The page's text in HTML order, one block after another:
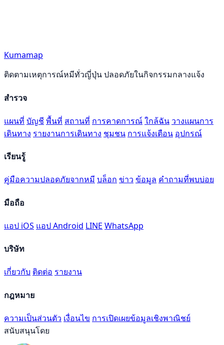
Kumamap
ติดตามเหตุการณ์หมีทั่วญี่ปุ่น ปลอดภัยในกิจกรรมกลางแจ้ง
สำรวจ
แผนที่ บัญชี พื้นที่ สถานที่ การคาดการณ์ใกล้ฉัน วางแผนการ
เดินทาง รายงานการเดินทาง ชุมชน การแจ้งเตือน อุปกรณ์
เรียนรู้
คู่มือความปลอดภัยจากหมี บล็อก ข่าว ข้อมูล คำถามที่พบบ่อย
มือถือ
แอป iOS แอป Android LINE WhatsApp
บริษัท
เกี่ยวกับ ติดต่อ รายงาน
กฎหมาย
ความเป็นส่วนตัว เงื่อนไข การเปิดเผยข้อมูลเชิงพาณิชย์
สนับสนุนโดย